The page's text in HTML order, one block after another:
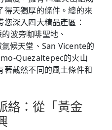
得天獨厚的條件。總的來
深入四大精品產區：
波旁咖啡聖地、
候天堂、San Vicente的
Quezaltepec的火山
著截然不同的風土條件和
絡：從「黃金